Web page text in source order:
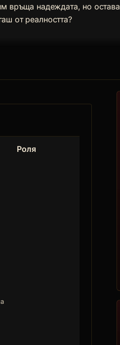
връща надеждата, но остава
от реалността?
Роля